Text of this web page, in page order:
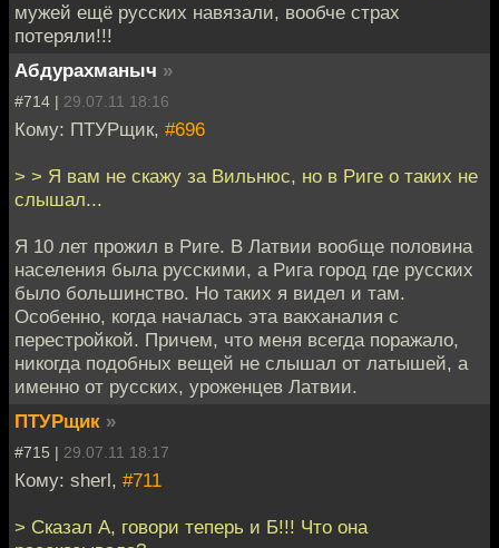
мужей ещё русских навязали, вообче страх
потеряли!!!
Абдурахманыч »
#714 | 29.07.11 18:16
Кому: ПТУРщик, #696
> > Я вам не скажу за Вильнюс, но в Риге о таких не
слышал...
Я 10 лет прожил в Риге. В Латвии вообще половина
населения была русскими, а Рига город где русских
было большинство. Но таких я видел и там.
Особенно, когда началась эта вакханалия с
перестройкой. Причем, что меня всегда поражало,
никогда подобных вещей не слышал от латышей, а
именно от русских, уроженцев Латвии.
ПТУРщик »
#715 | 29.07.11 18:17
Кому: sherl, #711
> Сказал А, говори теперь и Б!!! Что она